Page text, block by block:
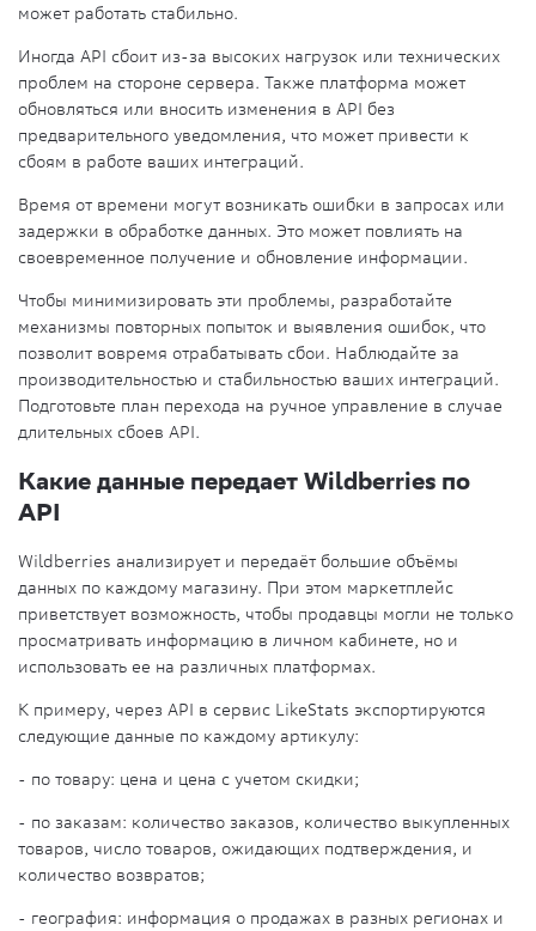
может работать стабильно.
Иногда API сбоит из-за высоких нагрузок или технических
проблем на стороне сервера. Также платформа может
обновляться или вносить изменения в API без
предварительного уведомления, что может привести к
сбоям в работе ваших интеграций.
Время от времени могут возникать ошибки в запросах или
задержки в обработке данных. Это может повлиять на
своевременное получение и обновление информации.
Чтобы минимизировать эти проблемы, разработайте
механизмы повторных попыток и выявления ошибок, что
позволит вовремя отрабатывать сбои. Наблюдайте за
производительностью и стабильностью ваших интеграций.
Подготовьте план перехода на ручное управление в случае
длительных сбоев API.
Какие данные передает Wildberries по
API
Wildberries анализирует и передаёт большие объёмы
данных по каждому магазину. При этом маркетплейс
приветствует возможность, чтобы продавцы могли не только
просматривать информацию в личном кабинете, но и
использовать ее на различных платформах.
К примеру, через API в сервис LikeStats экспортируются
следующие данные по каждому артикулу:
- по товару: цена и цена с учетом скидки;
- по заказам: количество заказов, количество выкупленных
товаров, число товаров, ожидающих подтверждения, и
количество возвратов;
- география: информация о продажах в разных регионах и